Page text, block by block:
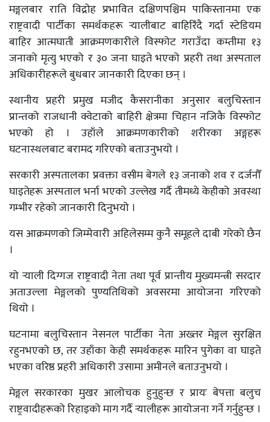
मङ्गलबार राति विद्रोह प्रभावित दक्षिणपश्चिम पाकिस्तानमा एक
राष्ट्रवादी पार्टीका समर्थकहरू र्‍यालीबाट बाहिरिँदै गर्दा स्टेडियम
बाहिर आत्मघाती आक्रमणकारीले विस्फोट गराउँदा कम्तीमा १३
जनाको मृत्यु भएको र ३० जना घाइते भएको प्रहरी तथा अस्पताल
अधिकारीहरूले बुधबार जानकारी दिएका छन् ।
स्थानीय प्रहरी प्रमुख मजीद कैसरानीका अनुसार बलुचिस्तान
प्रान्तको राजधानी क्वेटाको बाहिरी क्षेत्रमा चिहान नजिकै विस्फोट
भएको हो । उहाँले आक्रमणकारीको शरीरका अङ्गहरू
घटनास्थलबाट बरामद गरिएको बताउनुभयो ।
सरकारी अस्पतालका प्रवक्ता वसीम बेगले १३ जनाको शव र दर्जनौँ
घाइतेहरू अस्पताल भर्ना भएको उल्लेख गर्दै तीमध्ये केहीको अवस्था
गम्भीर रहेको जानकारी दिनुभयो ।
यस आक्रमणको जिम्मेवारी अहिलेसम्म कुनै समूहले दाबी गरेको छैन
।
यो र्‍याली दिग्गज राष्ट्रवादी नेता तथा पूर्व प्रान्तीय मुख्यमन्त्री सरदार
अताउल्ला मेङ्गलको पुण्यतिथिको अवसरमा आयोजना गरिएको
थियो ।
घटनामा बलुचिस्तान नेसनल पार्टीका नेता अख्तर मेङ्गल सुरक्षित
रहुनभएको छ, तर उहाँका केही समर्थकहरू मारिन पुगेका वा घाइते
भएका वरिष्ठ प्रहरी अधिकारी उसामा अमीनले बताउनुभयो ।
मेङ्गल सरकारका मुखर आलोचक हुनुहुन्छ र प्रायः बेपत्ता बलुच
राष्ट्रवादीहरूको रिहाइको माग गर्दै र्‍यालीहरू आयोजना गर्ने गर्नुहुन्छ ।